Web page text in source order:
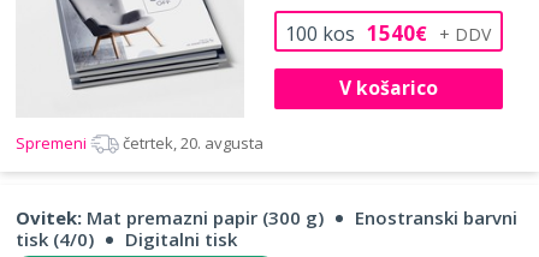
100 kos 1540€
V košarico
Spremeni četrtek, 20. avgusta
Ovitek: Mat premazni papir (300 g)
Enostranski barvni
tisk (4/0)
Digitalni tisk